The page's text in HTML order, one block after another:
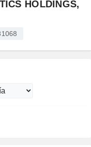
HOLDINGS,